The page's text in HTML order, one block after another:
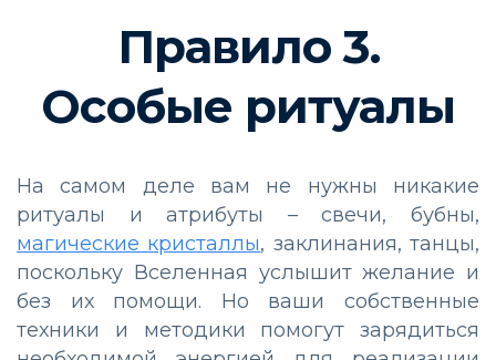
Правило 3.
Особые ритуалы
На самом деле вам не нужны никакие
ритуалы и атрибуты – свечи, бубны,
магические кристаллы, заклинания, танцы,
поскольку Вселенная услышит желание и
без их помощи. Но ваши собственные
техники и методики помогут зарядиться